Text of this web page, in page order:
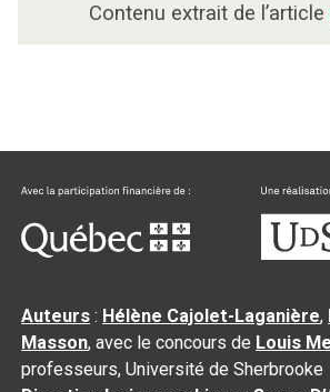
Contenu extrait de l’article
Auteurs : Hélène Cajolet-Laganière,
Masson, avec le concours de Louis
professeurs, Université de Sherbrooke